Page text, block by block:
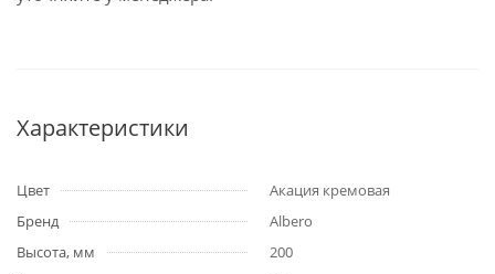
Характеристики
Цвет
Акация кремовая
Бренд
Albero
Высота, мм
200